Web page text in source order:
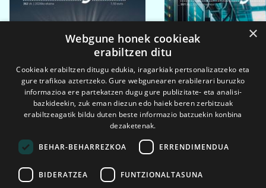
2026ko eka. 1a 2026ko mar. 1a
×
Webgune honek cookieak
erabiltzen ditu
Cookieak erabiltzen ditugu edukia, iragarkiak pertsonalizatzeko eta
gure trafikoa aztertzeko. Gure webgunearen erabilerari buruzko
informazioa ere partekatzen dugu gure publizitate- eta analisi-
bazkideekin, zuk eman diezun edo haiek beren zerbitzuak
erabiltzeagatik bildu duten beste informazio batzuekin konbina
dezaketenak.
BEHAR-BEHARREZKOA ERRENDIMENDUA
BIDERATZEA FUNTZIONALTASUNA